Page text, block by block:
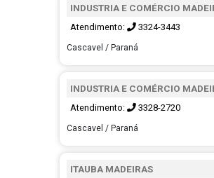
INDUSTRIA E COMÉRCIO
Atendimento: 3324-3443
Cascavel / Paraná
INDUSTRIA E COMÉRCIO
Atendimento: 3328-2720
Cascavel / Paraná
ITAUBA MADEIRAS